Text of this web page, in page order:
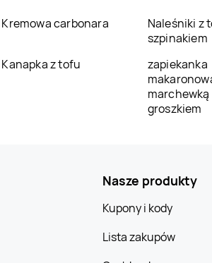
Kremowa carbonara
Naleśniki z
szpinakiem
Kanapka z tofu
zapiekanka
marchewką
groszkiem
Nasze produkty
Kupony i kody
Lista zakupów